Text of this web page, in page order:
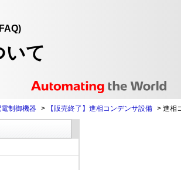
いて
制御機器 > 【販売終了】進相コンデンサ設備 > 進相